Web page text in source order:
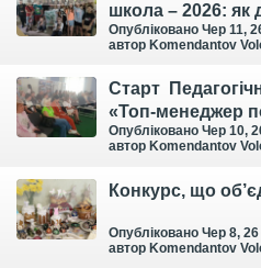
школа – 2026: як
відпочинок,
Опубліковано Чер 11,
автор Komendantov
Старт
«Топ-менеджер
базі закладів
області
Опубліковано Чер 10,
автор Komendantov
Конкурс, що
Опубліковано Чер 8, 26
автор Komendantov